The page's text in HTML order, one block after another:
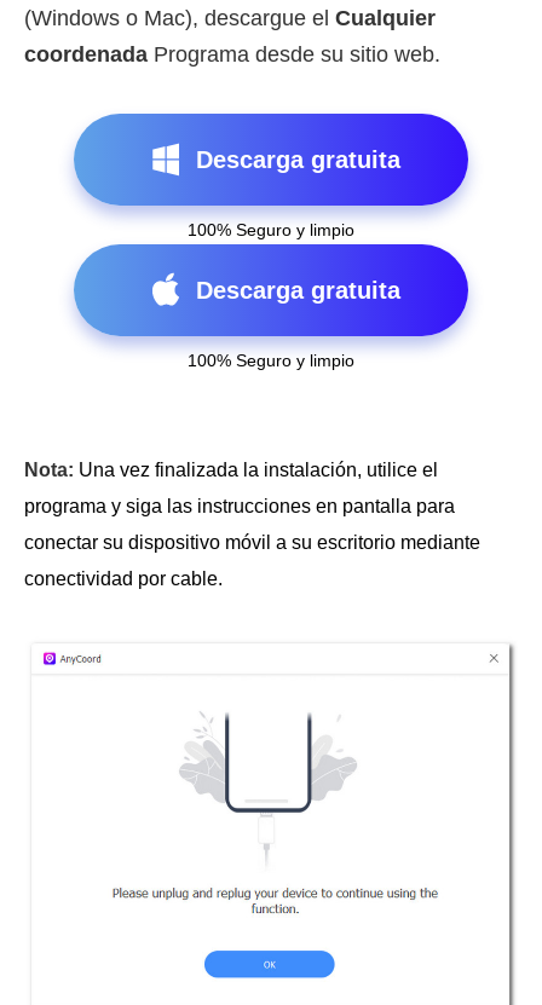
(Windows o Mac), descargue el Cualquier
coordenada Programa desde su sitio web.
Descarga gratuita
100% Seguro y limpio
Descarga gratuita
100% Seguro y limpio
Nota: Una vez finalizada la instalación, utilice el
programa y siga las instrucciones en pantalla para
conectar su dispositivo móvil a su escritorio mediante
conectividad por cable.